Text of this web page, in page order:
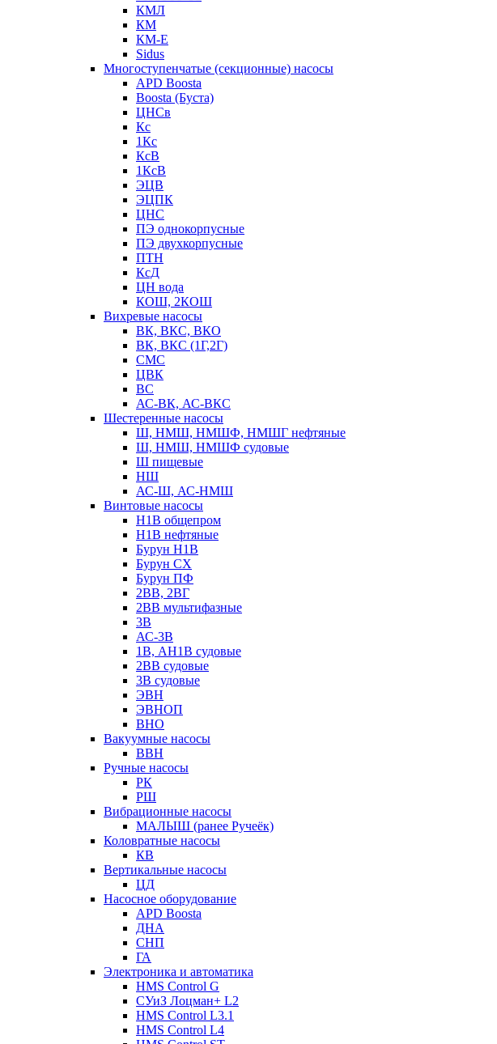
КМЛ
КМ
КМ-Е
Sidus
Многоступенчатые (секционные) насосы
APD Boosta
Boosta (Буста)
ЦНСв
Кс
1Кс
КсВ
1КсВ
ЭЦВ
ЭЦПК
ЦНС
ПЭ однокорпусные
ПЭ двухкорпусные
ПТН
КсД
ЦН вода
КОШ, 2КОШ
Вихревые насосы
ВК, ВКС, ВКО
ВК, ВКС (1Г,2Г)
СМС
ЦВК
ВС
АС-ВК, АС-ВКС
Шестеренные насосы
Ш, НМШ, НМШФ, НМШГ нефтяные
Ш, НМШ, НМШФ судовые
Ш пищевые
НШ
АС-Ш, АС-НМШ
Винтовые насосы
Н1В общепром
Н1В нефтяные
Бурун Н1В
Бурун СХ
Бурун ПФ
2ВВ, 2ВГ
2ВВ мультифазные
3В
АС-3В
1В, АН1В судовые
2ВВ судовые
3В судовые
ЭВН
ЭВНОП
ВНО
Вакуумные насосы
ВВН
Ручные насосы
РК
РШ
Вибрационные насосы
МАЛЫШ (ранее Ручеёк)
Коловратные насосы
КВ
Вертикальные насосы
ЦД
Насосное оборудование
APD Boosta
ДНА
СНП
ГА
Электроника и автоматика
HMS Control G
СУиЗ Лоцман+ L2
HMS Control L3.1
HMS Control L4